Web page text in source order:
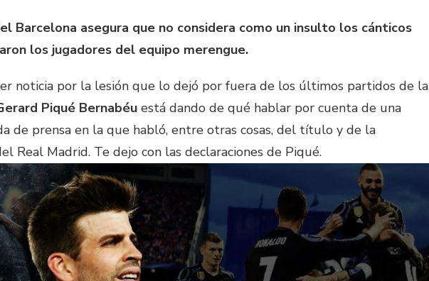
Barcelona asegura que no considera como un insulto los cánticos
los jugadores del equipo merengue.
noticia por la lesión que lo dejó por fuera de los últimos partidos de la
Piqué Bernabéu está dando de qué hablar por cuenta de una
de prensa en la que habló, entre otras cosas, del título y de la
Real Madrid. Te dejo con las declaraciones de Piqué.